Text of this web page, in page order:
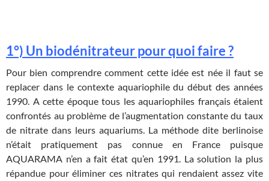
1°) Un biodénitrateur pour quoi faire ?
Pour bien comprendre comment cette idée est née il faut se
replacer dans le contexte aquariophile du début des années
1990. A cette époque tous les aquariophiles français étaient
confrontés au problème de l’augmentation constante du taux
de nitrate dans leurs aquariums. La méthode dite berlinoise
n’était pratiquement pas connue en France puisque
AQUARAMA n’en a fait état qu’en 1991. La solution la plus
répandue pour éliminer ces nitrates qui rendaient assez vite